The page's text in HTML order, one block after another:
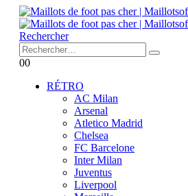
Rechercher
00
RÉTRO
AC Milan
Arsenal
Atletico Madrid
Chelsea
FC Barcelone
Inter Milan
Juventus
Liverpool